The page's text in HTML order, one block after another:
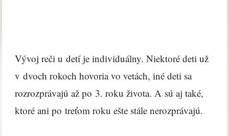
Vývoj reči u detí je individuálny. Niektoré deti už
v dvoch rokoch hovoria vo vetách, iné deti sa
rozrozprávajú až po 3. roku života. A sú aj také,
ktoré ani po treťom roku ešte stále nerozprávajú.